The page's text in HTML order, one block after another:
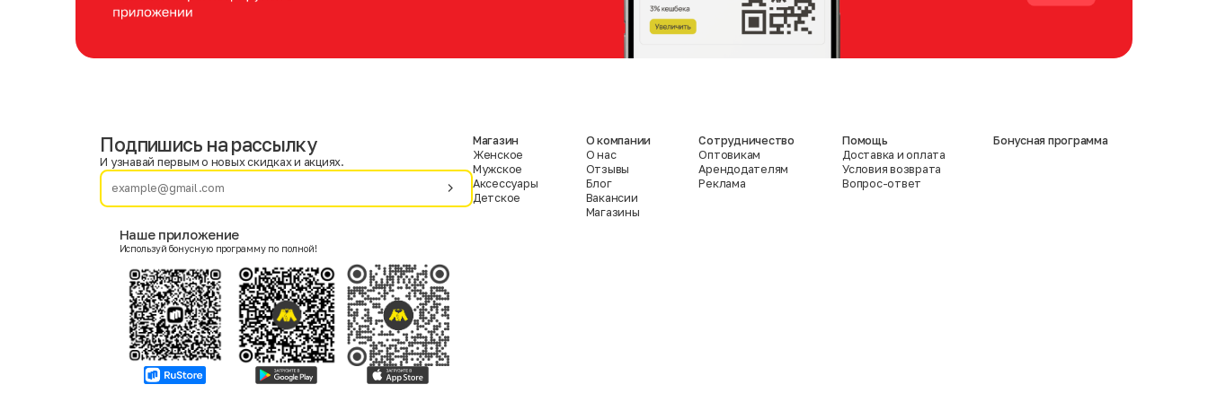
Фамилия
Женский
Согласие на получение чеков по электронной почте
Подпишись на рассылку
И узнавай первым о новых скидках и акциях.
Наше приложение
Используй бонусную программу по полной!
Магазин
Женское
Мужское
Аксессуары
Детское
О компании
О нас
Отзывы
Блог
Вакансии
Магазины
Сотрудничество
Оптовикам
Арендодателям
Реклама
Помощь
Доставка и оплата
Условия возврата
Вопрос-ответ
Бонусная программа